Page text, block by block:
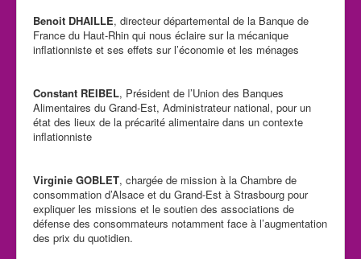
Benoit DHAILLE, directeur départemental de la Banque de
France du Haut-Rhin qui nous éclaire sur la mécanique
inflationniste et ses effets sur l’économie et les ménages
Constant REIBEL, Président de l’Union des Banques
Alimentaires du Grand-Est, Administrateur national, pour un
état des lieux de la précarité alimentaire dans un contexte
inflationniste
Virginie GOBLET, chargée de mission à la Chambre de
consommation d’Alsace et du Grand-Est à Strasbourg pour
expliquer les missions et le soutien des associations de
défense des consommateurs notamment face à l’augmentation
des prix du quotidien.